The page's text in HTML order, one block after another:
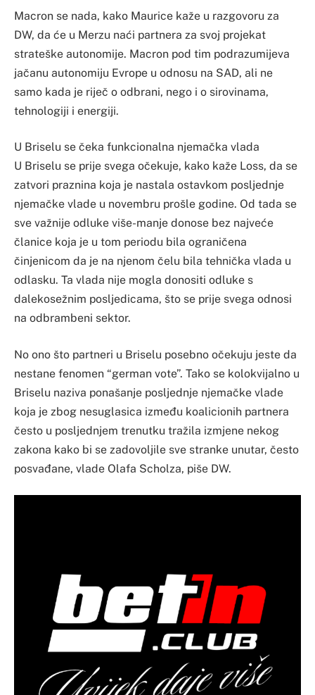
Macron se nada, kako Maurice kaže u razgovoru za
DW, da će u Merzu naći partnera za svoj projekat
strateške autonomije. Macron pod tim podrazumijeva
jačanu autonomiju Evrope u odnosu na SAD, ali ne
samo kada je riječ o odbrani, nego i o sirovinama,
tehnologiji i energiji.
U Briselu se čeka funkcionalna njemačka vlada
U Briselu se prije svega očekuje, kako kaže Loss, da se
zatvori praznina koja je nastala ostavkom posljednje
njemačke vlade u novembru prošle godine. Od tada se
sve važnije odluke više-manje donose bez najveće
članice koja je u tom periodu bila ograničena
činjenicom da je na njenom čelu bila tehnička vlada u
odlasku. Ta vlada nije mogla donositi odluke s
dalekosežnim posljedicama, što se prije svega odnosi
na odbrambeni sektor.
No ono što partneri u Briselu posebno očekuju jeste da
nestane fenomen “german vote”. Tako se kolokvijalno u
Briselu naziva ponašanje posljednje njemačke vlade
koja je zbog nesuglasica između koalicionih partnera
često u posljednjem trenutku tražila izmjene nekog
zakona kako bi se zadovoljile sve stranke unutar, često
posvađane, vlade Olafa Scholza, piše DW.